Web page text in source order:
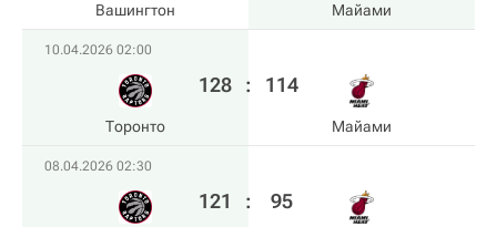
Вашингтон Майами
10.04.2026 02:00
Торонто
128 : 114
Майами
08.04.2026 02:30
121 : 95